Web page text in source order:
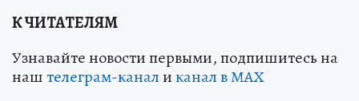
К ЧИТАТЕЛЯМ
Узнавайте новости первыми, подпишитесь на
наштелеграм-каналиканал в МАХ